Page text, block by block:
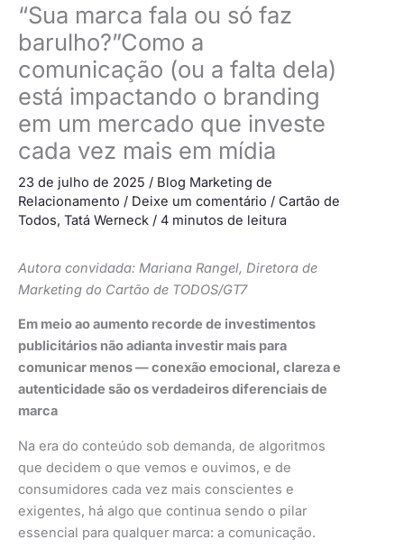
“Sua marca fala ou só faz
barulho?”Como a
comunicação (ou a falta dela)
está impactando o branding
em um mercado que investe
cada vez mais em mídia
23 de julho de 2025 / Blog Marketing de
Relacionamento / Deixe um comentário / Cartão de
Todos, Tatá Werneck / 4 minutos de leitura
Autora convidada: Mariana Rangel, Diretora de
Marketing do Cartão de TODOS/GT7
Em meio ao aumento recorde de investimentos
publicitários não adianta investir mais para
comunicar menos — conexão emocional, clareza e
autenticidade são os verdadeiros diferenciais de
marca
Na era do conteúdo sob demanda, de algoritmos
que decidem o que vemos e ouvimos, e de
consumidores cada vez mais conscientes e
exigentes, há algo que continua sendo o pilar
essencial para qualquer marca: a comunicação.